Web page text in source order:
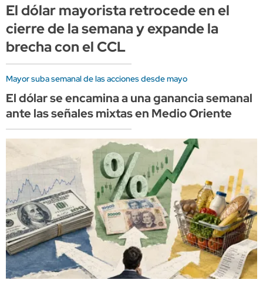
El dólar mayorista retrocede en el
cierre de la semana y expande la
brecha con el CCL
Mayor suba semanal de las acciones desde mayo
El dólar se encamina a una ganancia semanal
ante las señales mixtas en Medio Oriente